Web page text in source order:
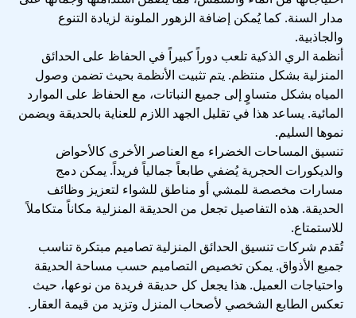
مدار السنة. كما يُمكن إضافة الزهور الملونة لزيادة التنوع
والجاذبية.
أنظمة الري الذكية تلعب دوراً كبيراً في الحفاظ على الحدائق
المنزلية بشكل منتظم. يتم تثبيت الأنظمة بحيث تضمن وصول
المياه بشكل متساوٍ إلى جميع النباتات، مع الحفاظ على الموارد
المائية. يساعد هذا في تقليل الجهد اللازم للعناية بالحديقة ويضمن
نموها السليم.
تنسيق المساحات الخضراء مع العناصر الأخرى كالأحواض
والديكورات الحجرية يُضفي طابعاً جمالياً فريداً. يمكن دمج
مسارات مخصصة للمشي أو مناطق للشواء لتعزيز وظائف
الحديقة. هذه التفاصيل تجعل من الحديقة المنزلية مكاناً متكاملاً
للاستمتاع.
تُقدم شركات تنسيق الحدائق المنزلية تصاميم مبتكرة تناسب
جميع الأذواق. يمكن تخصيص التصاميم حسب مساحة الحديقة
واحتياجات العميل. هذا يجعل كل حديقة فريدة من نوعها، حيث
تعكس الطابع الشخصي لأصحاب المنزل وتزيد من قيمة العقار.